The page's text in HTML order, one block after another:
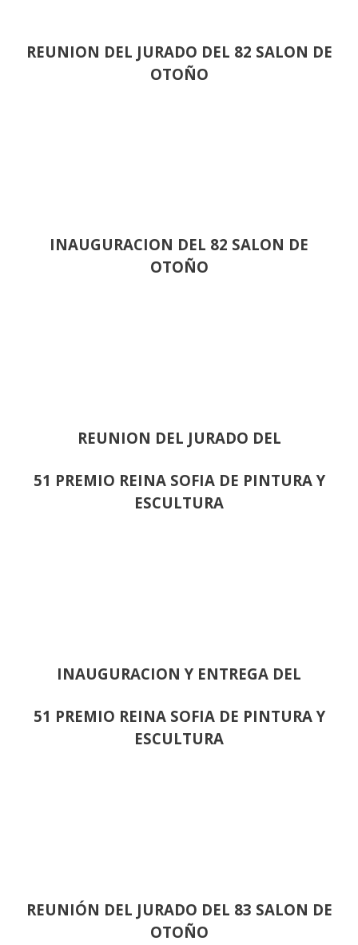
REUNION DEL JURADO DEL 82 SALON DE
OTOÑO
INAUGURACION DEL 82 SALON DE
OTOÑO
REUNION DEL JURADO DEL
51 PREMIO REINA SOFIA DE PINTURA Y
ESCULTURA
INAUGURACION Y ENTREGA DEL
51 PREMIO REINA SOFIA DE PINTURA Y
ESCULTURA
REUNIÓN DEL JURADO DEL 83 SALON DE
OTOÑO